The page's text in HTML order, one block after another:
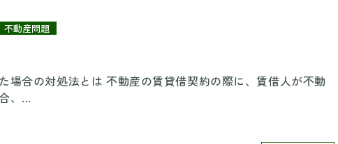
不動産問題
場合の対処法とは 不動産の賃貸借契約の際に、賃借人が不動
、...